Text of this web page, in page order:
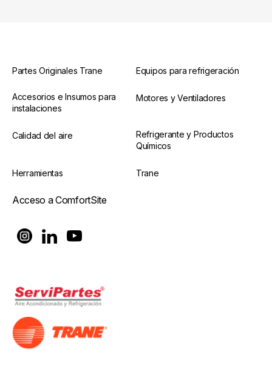
Partes Originales Trane Equipos para refrigeración
Accesorios e Insumos para
instalaciones
Motores y Ventiladores
Calidad del aire
Refrigerante y Productos
Químicos
Herramientas Trane
Acceso a ComfortSite